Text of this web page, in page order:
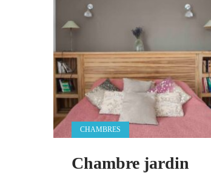
Chambre jardin
CHAMBRES